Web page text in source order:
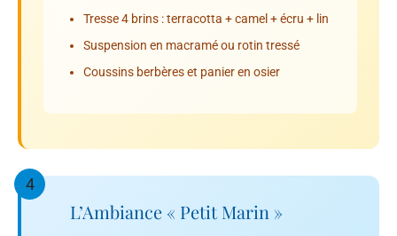
Tresse 4 brins : terracotta + camel + écru + lin
Suspension en macramé ou rotin tressé
Coussins berbères et panier en osier
4
L’Ambiance « Petit Marin »